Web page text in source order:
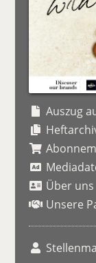
Auszug
Über uns
Unsere